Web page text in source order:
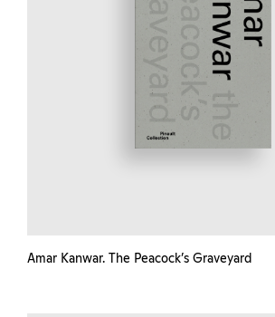
Amar Kanwar. The Peacock’s Graveyard